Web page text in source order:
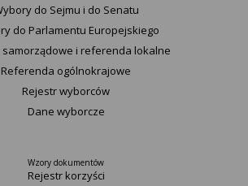
do Sejmu i do Senatu
do Parlamentu Europejskiego
samorządowe i referenda lokalne
Referenda ogólnokrajowe
Rejestr wyborców
Dane wyborcze
Wzory dokumentów
Rejestr korzyści